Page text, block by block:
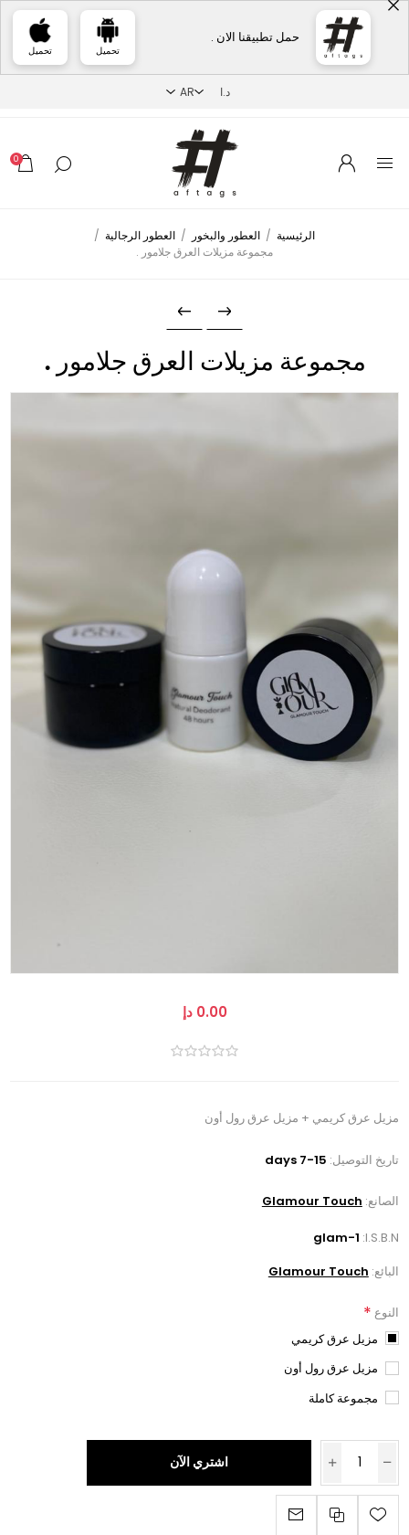
حمل تطبيقنا الان .
تحميل تحميل
0
الرئيسية / العطور والبخور / العطور الرجالية /
مجموعة مزيلات العرق جلامور .
مجموعة مزيلات العرق جلامور .
0.00 دإ
مزيل عرق كريمي + مزيل عرق رول أون
تاريخ التوصيل: 7-15 days
الصانع: Glamour Touch
I.S.B.N:
glam-1
البائع: Glamour Touch
النوع *
مزيل عرق كريمي
مزيل عرق رول أون
مجموعة كاملة
اشتري الآن